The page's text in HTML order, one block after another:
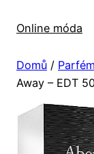
Online móda
Domů /
Away – EDT